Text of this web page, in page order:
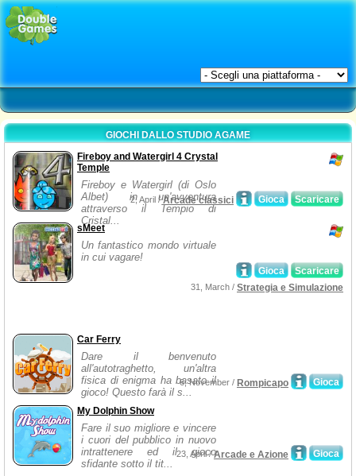
GIOCHI DALLO STUDIO AGAME
Fireboy and Watergirl 4 Crystal
Temple
Fireboy e Watergirl (di Oslo
Albet) in un'avventura
attraverso il Tempio di
Cristal...
Scaricare
Gioca
2, April /Arcade classici
sMeet
Un fantastico mondo virtuale
in cui vagare!
Scaricare
Gioca
31, March / Strategia e Simulazione
Car Ferry
Dare il benvenuto
all'autotraghetto, un'altra
fisica di enigma ha basato il
gioco! Questo farà il s...
Gioca
6, November / Rompicapo
My Dolphin Show
Fare il suo migliore e vincere
i cuori del pubblico in nuovo
intrattenere ed il gioco
sfidante sotto il tit...
Gioca
23, April /Arcade e Azione